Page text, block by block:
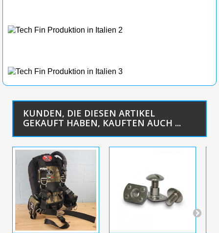
KUNDEN, DIE DIESEN ARTIKEL
GEKAUFT HABEN, KAUFTEN AUCH ...